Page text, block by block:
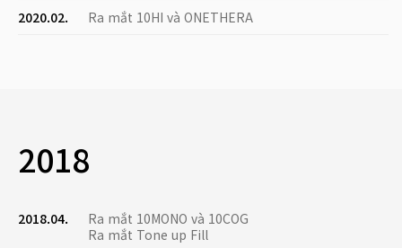
2020.02.
Ra mắt 10HI và ONETHERA
2018
2018.04.
Ra mắt 10MONO và 10COG
Ra mắt Tone up Fill